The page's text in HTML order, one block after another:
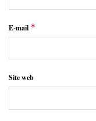
E-mail *
Site web